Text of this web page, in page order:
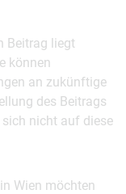
Beitrag liegt
können
an zukünftige
des Beitrags
nicht auf diese
Wien möchten